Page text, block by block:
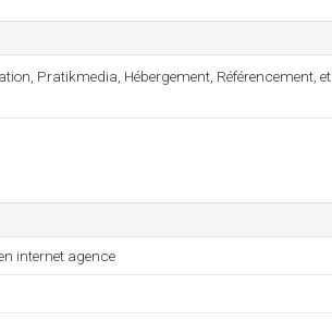
Pratikmedia, Hébergement, Référencement, et
internet agence